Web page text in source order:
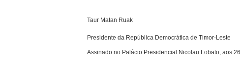
Taur Matan Ruak
Presidente da República Democrática de Timor-Leste
Assinado no Palácio Presidencial Nicolau Lobato, aos